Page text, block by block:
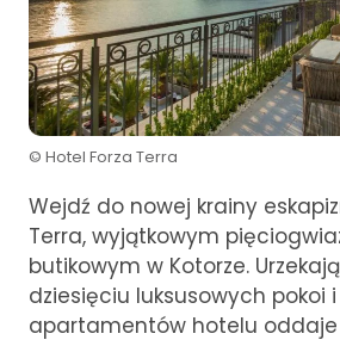
© Hotel Forza Terra
Wejdź do nowej krainy
Terra, wyjątkowym
butikowym w Kotorze.
dziesięciu luksusowych pokoi
apartamentów hotelu oddaje